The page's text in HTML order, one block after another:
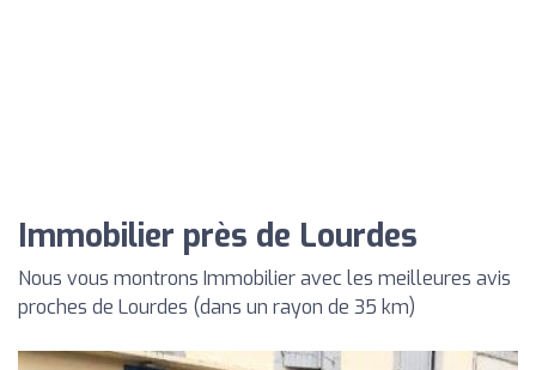
Immobilier près de Lourdes
Nous vous montrons Immobilier avec les meilleures avis
proches de Lourdes (dans un rayon de 35 km)